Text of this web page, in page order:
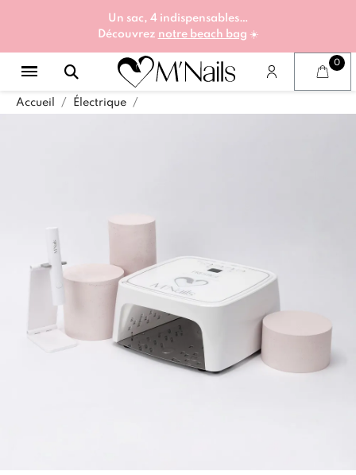
Un sac, 4 indispensables…
Découvrez notre beach bag ☀️
Accueil Électrique